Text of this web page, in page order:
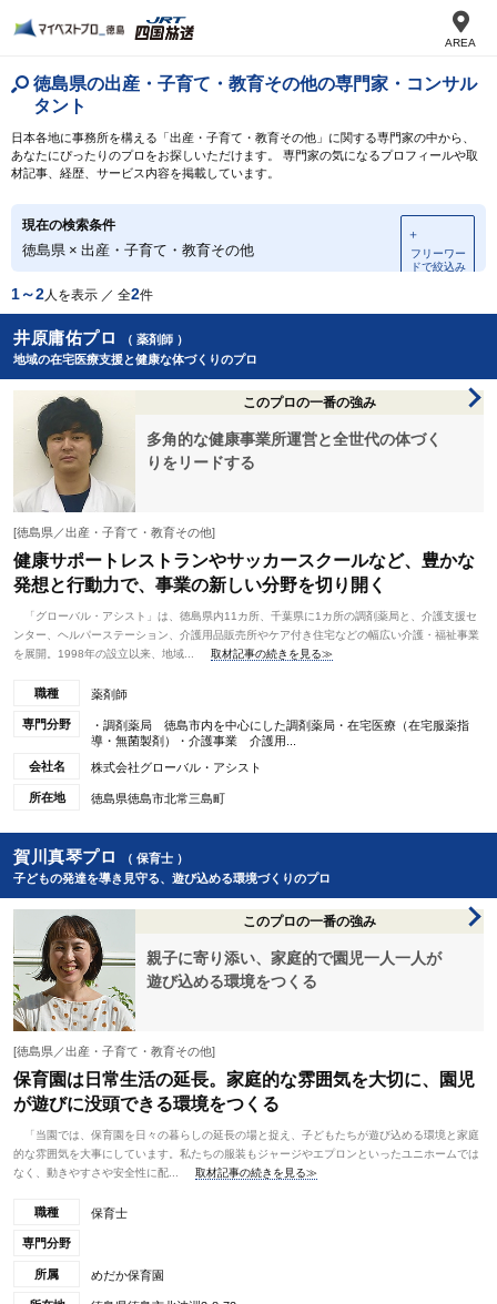
AREA
徳島県の出産・子育て・教育その他の専門家・コンサル
タント
日本各地に事務所を構える「出産・子育て・教育その他」に関する専門家の中から、
あなたにぴったりのプロをお探しいただけます。 専門家の気になるプロフィールや取
材記事、経歴、サービス内容を掲載しています。
現在の検索条件
徳島県 × 出産・子育て・教育その他
＋
フリーワー
ドで絞込み
1～2人を表示 ／ 全2件
井原庸佑プロ
（ 薬剤師 ）
地域の在宅医療支援と健康な体づくりのプロ
このプロの一番の強み
多角的な健康事業所運営と全世代の体づく
りをリードする
[徳島県／出産・子育て・教育その他]
健康サポートレストランやサッカースクールなど、豊かな
発想と行動力で、事業の新しい分野を切り開く
「グローバル・アシスト」は、徳島県内11カ所、千葉県に1カ所の調剤薬局と、介護支援セ
ンター、ヘルパーステーション、介護用品販売所やケア付き住宅などの幅広い介護・福祉事業
を展開。1998年の設立以来、地域...
取材記事の続きを見る≫
職種 薬剤師
専門分野
・調剤薬局 徳島市内を中心にした調剤薬局・在宅医療（在宅服薬指
導・無菌製剤）・介護事業 介護用...
会社名
株式会社グローバル・アシスト
所在地 徳島県徳島市北常三島町
賀川真琴プロ
（ 保育士 ）
子どもの発達を導き見守る、遊び込める環境づくりのプロ
このプロの一番の強み
親子に寄り添い、家庭的で園児一人一人が
遊び込める環境をつくる
[徳島県／出産・子育て・教育その他]
保育園は日常生活の延長。家庭的な雰囲気を大切に、園児
が遊びに没頭できる環境をつくる
「当園では、保育園を日々の暮らしの延長の場と捉え、子どもたちが遊び込める環境と家庭
的な雰囲気を大事にしています。私たちの服装もジャージやエプロンといったユニホームでは
なく、動きやすさや安全性に配...
取材記事の続きを見る≫
職種 保育士
専門分野
所属 めだか保育園